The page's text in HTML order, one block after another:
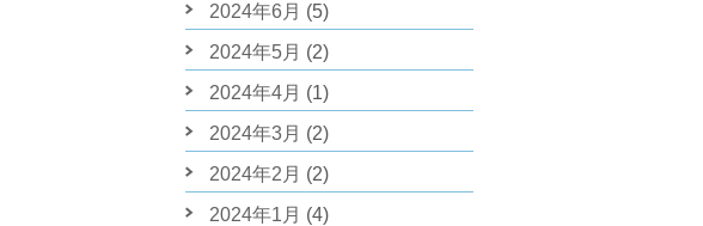
2024年6月 (5)
2024年5月 (2)
2024年4月 (1)
2024年3月 (2)
2024年2月 (2)
2024年1月 (4)